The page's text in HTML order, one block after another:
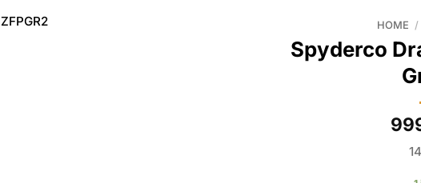
HOME /
Spyderco